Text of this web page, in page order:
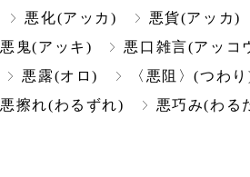
悪化(アッカ) 悪貨(アッカ)
悪鬼(アッキ) 悪口雑言(アッコ
悪露(オロ) 〈悪阻〉(つわ
悪擦れ(わるずれ) 悪巧み(わる